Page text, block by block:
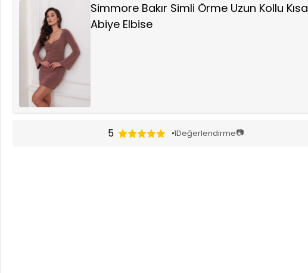
Simmore Bakır Simli Örme Uzun Kollu Kısa
Abiye Elbise
5 1Değerlendirme📷